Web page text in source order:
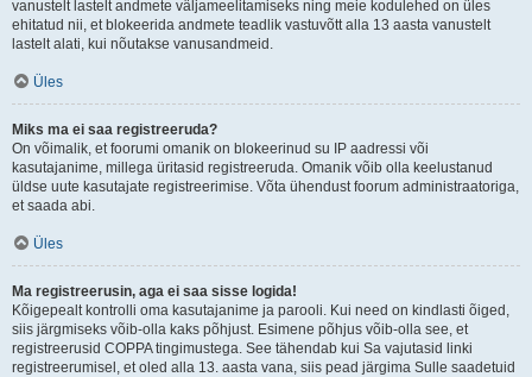
vanustelt lastelt andmete väljameelitamiseks ning meie kodulehed on üles
ehitatud nii, et blokeerida andmete teadlik vastuvõtt alla 13 aasta vanustelt
lastelt alati, kui nõutakse vanusandmeid.
Üles
Miks ma ei saa registreeruda?
On võimalik, et foorumi omanik on blokeerinud su IP aadressi või
kasutajanime, millega üritasid registreeruda. Omanik võib olla keelustanud
üldse uute kasutajate registreerimise. Võta ühendust foorum administraatoriga,
et saada abi.
Üles
Ma registreerusin, aga ei saa sisse logida!
Kõigepealt kontrolli oma kasutajanime ja parooli. Kui need on kindlasti õiged,
siis järgmiseks võib-olla kaks põhjust. Esimene põhjus võib-olla see, et
registreerusid COPPA tingimustega. See tähendab kui Sa vajutasid linki
registreerumisel, et oled alla 13. aasta vana, siis pead järgima Sulle saadetuid